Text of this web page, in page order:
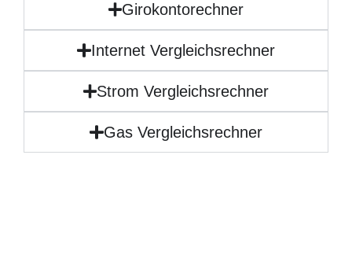
Girokontorechner
Internet Vergleichsrechner
Strom Vergleichsrechner
Gas Vergleichsrechner